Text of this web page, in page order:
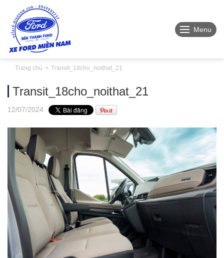
Menu
Trang chủ Transit_18cho_noithat_21
Transit_18cho_noithat_21
12/07/2024